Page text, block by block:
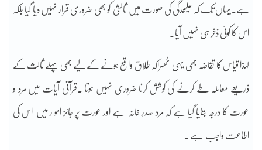
ہے۔یہاں تک کہ علیحدگی کی صورت میں ثالثی کو بھی ضروری قرار نہیں دیا گیا بلکہ
اس کا کوئی ذخر ہی نہیں آیا۔
لہذا قیاس کا تقاضہ بھی یہی ٹھہراکہ طلاق واقع ہونے کے لیے بھی پہلے ثالث کے
ذریعے معاملہ طے کرنے کی کوشش کرنا ضروری نہیں ہوتا ۔قرآنی آیات میں مرد و
عورت کا درجہ بتایا گیا ہے کہ مرد صدرِ خانہ ہے اور عورت پر جائز امو ر میں اس کی
اطاعت واجب ہے ۔